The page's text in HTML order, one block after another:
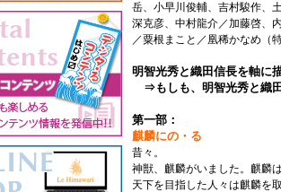
岳、小早川俊輔、吉村駿作、
深克彦、中村龍介／加藤啓、
／粟根まこと／凰稀かなめ（特
明智光秀と織田信長を軸に
⇒もしも、明智光秀と織
第一部 ：
麒麟にの・る
昔々。
神獣、麒麟がいました。麒麟
天下を目指した人々は麒麟を